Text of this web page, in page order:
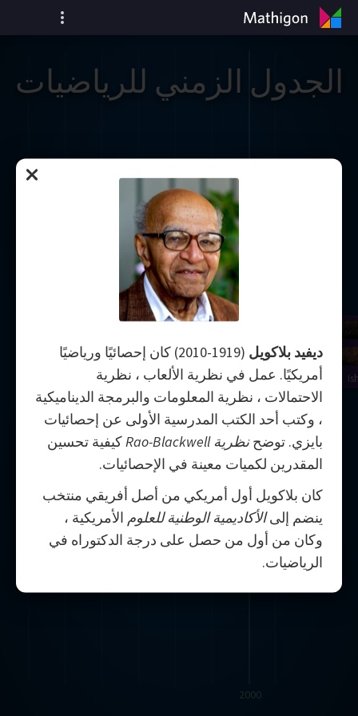
الجدول الزمني للرياضيات
2000
ديفيد بلاكويل
(1919-2010) كان إحصائيًا ورياضيًا
أمريكيًا. عمل في نظرية الألعاب ، نظرية
الاحتمالات ، نظرية المعلومات والبرمجة الديناميكية
، وكتب أحد الكتب المدرسية الأولى عن إحصائيات
بايزي. توضحنظرية Rao-Blackwell
كيفية تحسين
المقدرين لكميات معينة في الإحصائيات.
كان بلاكويل أول أمريكي من أصل أفريقي منتخب
ينضم إلىالأكاديمية الوطنية للعلوم الأمريكية ،
وكان من أول من حصل على درجة الدكتوراه في
الرياضيات.